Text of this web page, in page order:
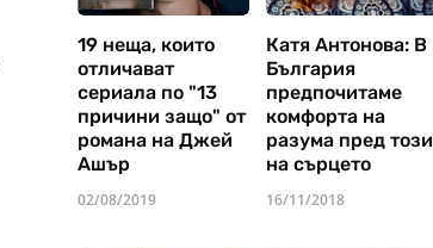
19 неща, които
отличават
сериала по "13
причини защо" от
романа на Джей
Ашър
02/08/2019
Катя Антонова: В
България
предпочитаме
комфорта на
разума пред този
на сърцето
16/11/2018